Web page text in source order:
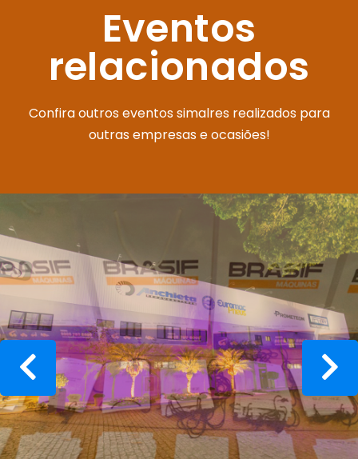
Eventos
relacionados
Confira outros eventos simalres realizados para
outras empresas e ocasiões!